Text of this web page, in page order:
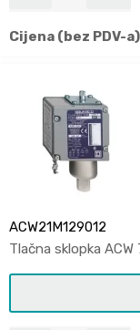
Cijena (bez PDV-
ACW21M129012
Tlačna sklopka